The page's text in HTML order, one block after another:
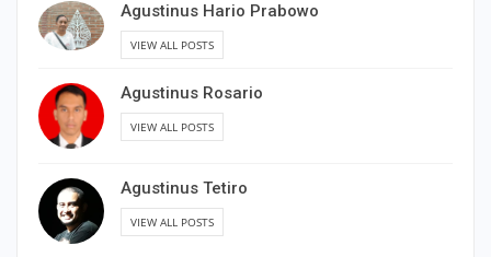
Agustinus Hario Prabowo
VIEW ALL POSTS
Agustinus Rosario
VIEW ALL POSTS
Agustinus Tetiro
VIEW ALL POSTS